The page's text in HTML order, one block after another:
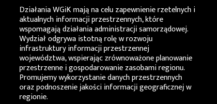
DziałaniaWGiKmają na celu zapewnienie rzetelnych i
aktualnych informacji przestrzennych, które
wspomagają działania administracji samorządowej.
Wydział odgrywa istotną rolę w rozwoju
infrastruktury informacji przestrzennej
województwa, wspierając zrównoważone planowanie
przestrzenne i gospodarowanie zasobami regionu.
Promujemy wykorzystanie danych przestrzennych
oraz podnoszenie jakości informacji geograficznej w
regionie.